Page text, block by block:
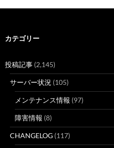
カテゴリー
投稿記事 (2,145)
サーバー状況 (105)
メンテナンス情報 (97)
障害情報 (8)
CHANGELOG (117)